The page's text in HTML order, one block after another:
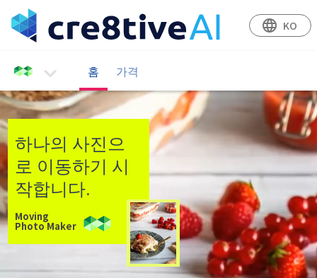
language KO
홈 가격
하나의 사진으
로 이동하기 시
작합니다.
Moving
Photo Maker